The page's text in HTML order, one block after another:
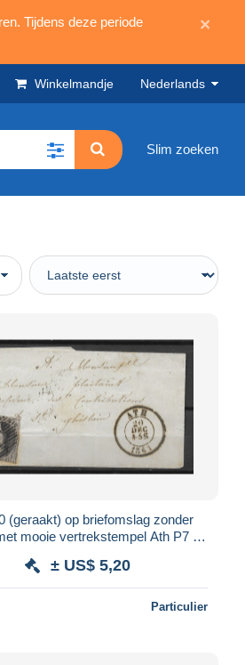
Tijdens deze periode
×
Winkelmandje Nederlands
Slim zoeken
(geraakt) op briefomslag zonder
mooie vertrekstempel Ath P7 en
± US$ 5,20
Particulier